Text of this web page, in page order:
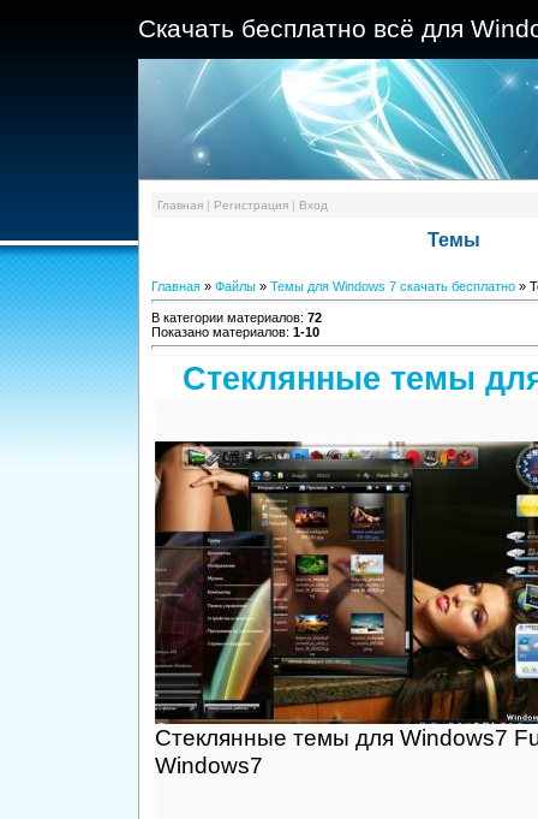
Скачать бесплатно всё для
Главная| Регистрация| Вход
Темы
Главная» Файлы» Темы для Windows 7 скачать бесплатно»
В категории материалов: 72
Показано материалов: 1-10
Стеклянные темы
Стеклянные темы для Windows7
Windows7